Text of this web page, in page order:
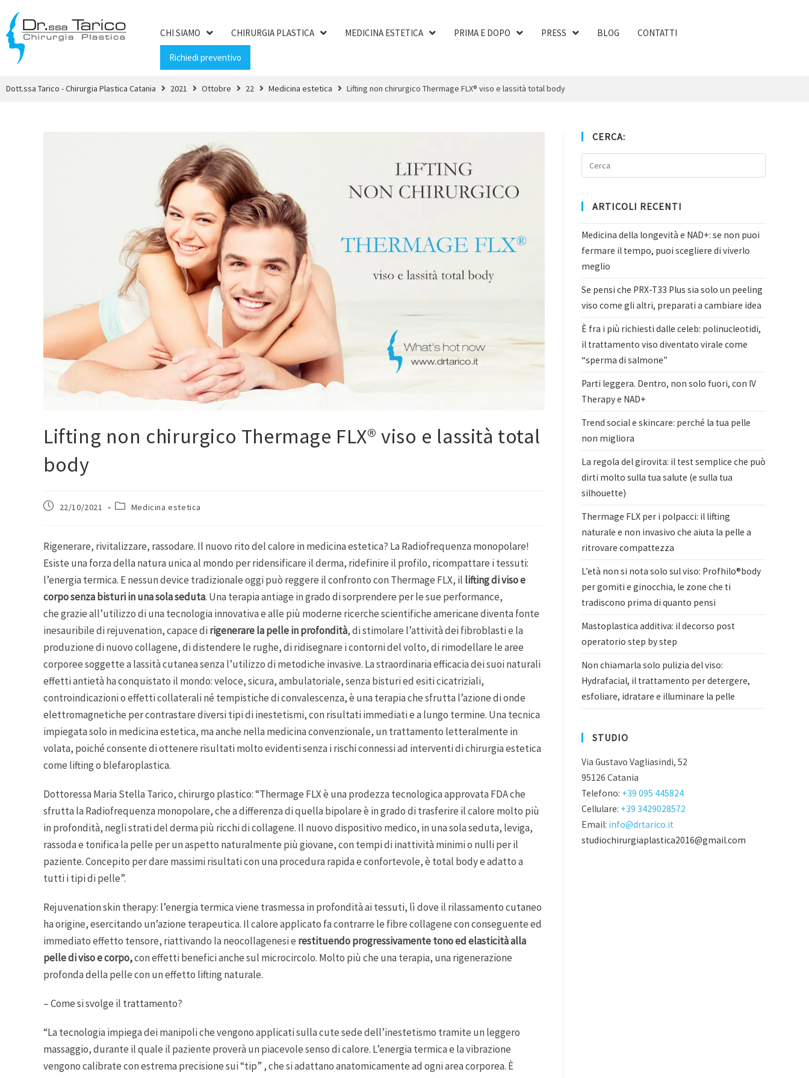
CHI SIAMO CHIRURGIA PLASTICA MEDICINA ESTETICA PRIMA E DOPO PRESS BLOG CONTATTI
Richiedi preventivo
Dott.ssa Tarico - Chirurgia Plastica Catania 2021 Ottobre 22 Medicina estetica Lifting non chirurgico Thermage FLX® viso e lassità total body
Lifting non chirurgico Thermage FLX® viso e lassità total
body
22/10/2021 Medicina estetica
Rigenerare, rivitalizzare, rassodare. Il nuovo rito del calore in medicina estetica? La Radiofrequenza monopolare!
Esiste una forza della natura unica al mondo per ridensificare il derma, ridefinire il profilo, ricompattare i tessuti:
l’energia termica. E nessun device tradizionale oggi può reggere il confronto con Thermage FLX, il lifting di viso e
corpo senza bisturi in una sola seduta. Una terapia antiage in grado di sorprendere per le sue performance,
che grazie all’utilizzo di una tecnologia innovativa e alle più moderne ricerche scientifiche americane diventa fonte
inesauribile di rejuvenation, capace dirigenerare la pelle in profondità, di stimolare l’attività dei fibroblasti e la
produzione di nuovo collagene, di distendere le rughe, di ridisegnare i contorni del volto, di rimodellare le aree
corporee soggette a lassità cutanea senza l’utilizzo di metodiche invasive. La straordinaria efficacia dei suoi naturali
effetti antietà ha conquistato il mondo: veloce, sicura, ambulatoriale, senza bisturi ed esiti cicatriziali,
controindicazioni o effetti collaterali né tempistiche di convalescenza, è una terapia che sfrutta l’azione di onde
elettromagnetiche per contrastare diversi tipi di inestetismi, con risultati immediati e a lungo termine. Una tecnica
impiegata solo in medicina estetica, ma anche nella medicina convenzionale, un trattamento letteralmente in
volata, poiché consente di ottenere risultati molto evidenti senza i rischi connessi ad interventi di chirurgia estetica
come lifting o blefaroplastica.
Dottoressa Maria Stella Tarico, chirurgo plastico: “Thermage FLX è una prodezza tecnologica approvata FDA che
sfrutta la Radiofrequenza monopolare, che a differenza di quella bipolare è in grado di trasferire il calore molto più
in profondità, negli strati del derma più ricchi di collagene. Il nuovo dispositivo medico, in una sola seduta, leviga,
rassoda e tonifica la pelle per un aspetto naturalmente più giovane, con tempi di inattività minimi o nulli per il
paziente. Concepito per dare massimi risultati con una procedura rapida e confortevole, è total body e adatto a
tutti i tipi di pelle”.
Rejuvenation skin therapy: l’energia termica viene trasmessa in profondità ai tessuti, lì dove il rilassamento cutaneo
ha origine, esercitando un’azione terapeutica. Il calore applicato fa contrarre le fibre collagene con conseguente ed
immediato effetto tensore, riattivando la neocollagenesi e restituendo progressivamente tono ed elasticità alla
pelle di viso e corpo,con effetti benefici anche sul microcircolo. Molto più che una terapia, una rigenerazione
profonda della pelle con un effetto lifting naturale.
– Come si svolge il trattamento?
“La tecnologia impiega dei manipoli che vengono applicati sulla cute sede dell’inestetismo tramite un leggero
massaggio, durante il quale il paziente proverà un piacevole senso di calore. L’energia termica e la vibrazione
vengono calibrate con estrema precisione sui “tip” , che si adattano anatomicamente ad ogni area corporea. È
CERCA:
ARTICOLI RECENTI
Medicina della longevità e NAD+: se non puoi
fermare il tempo, puoi scegliere di viverlo
meglio
Se pensi che PRX-T33 Plus sia solo un peeling
viso come gli altri, preparati a cambiare idea
È fra i più richiesti dalle celeb: polinucleotidi,
il trattamento viso diventato virale come
“sperma di salmone”
Parti leggera. Dentro, non solo fuori, con IV
Therapy e NAD+
Trend social e skincare: perché la tua pelle
non migliora
La regola del girovita: il test semplice che può
dirti molto sulla tua salute (e sulla tua
silhouette)
Thermage FLX per i polpacci: il lifting
naturale e non invasivo che aiuta la pelle a
ritrovare compattezza
L’età non si nota solo sul viso: Profhilo®body
per gomiti e ginocchia, le zone che ti
tradiscono prima di quanto pensi
Mastoplastica additiva: il decorso post
operatorio step by step
Non chiamarla solo pulizia del viso:
Hydrafacial, il trattamento per detergere,
esfoliare, idratare e illuminare la pelle
STUDIO
Via Gustavo Vagliasindi, 52
95126 Catania
Telefono: +39 095 445824
Cellulare: +39 3429028572
Email: info@drtarico.it
studiochirurgiaplastica2016@gmail.com